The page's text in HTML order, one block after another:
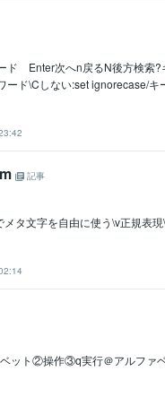
ド Enter次へn戻るN後方検索
ード\Cしない:set ignorecase/キ
記事
タ文字を自由に使う\v正規表
ット②操作③q実行＠アルファ